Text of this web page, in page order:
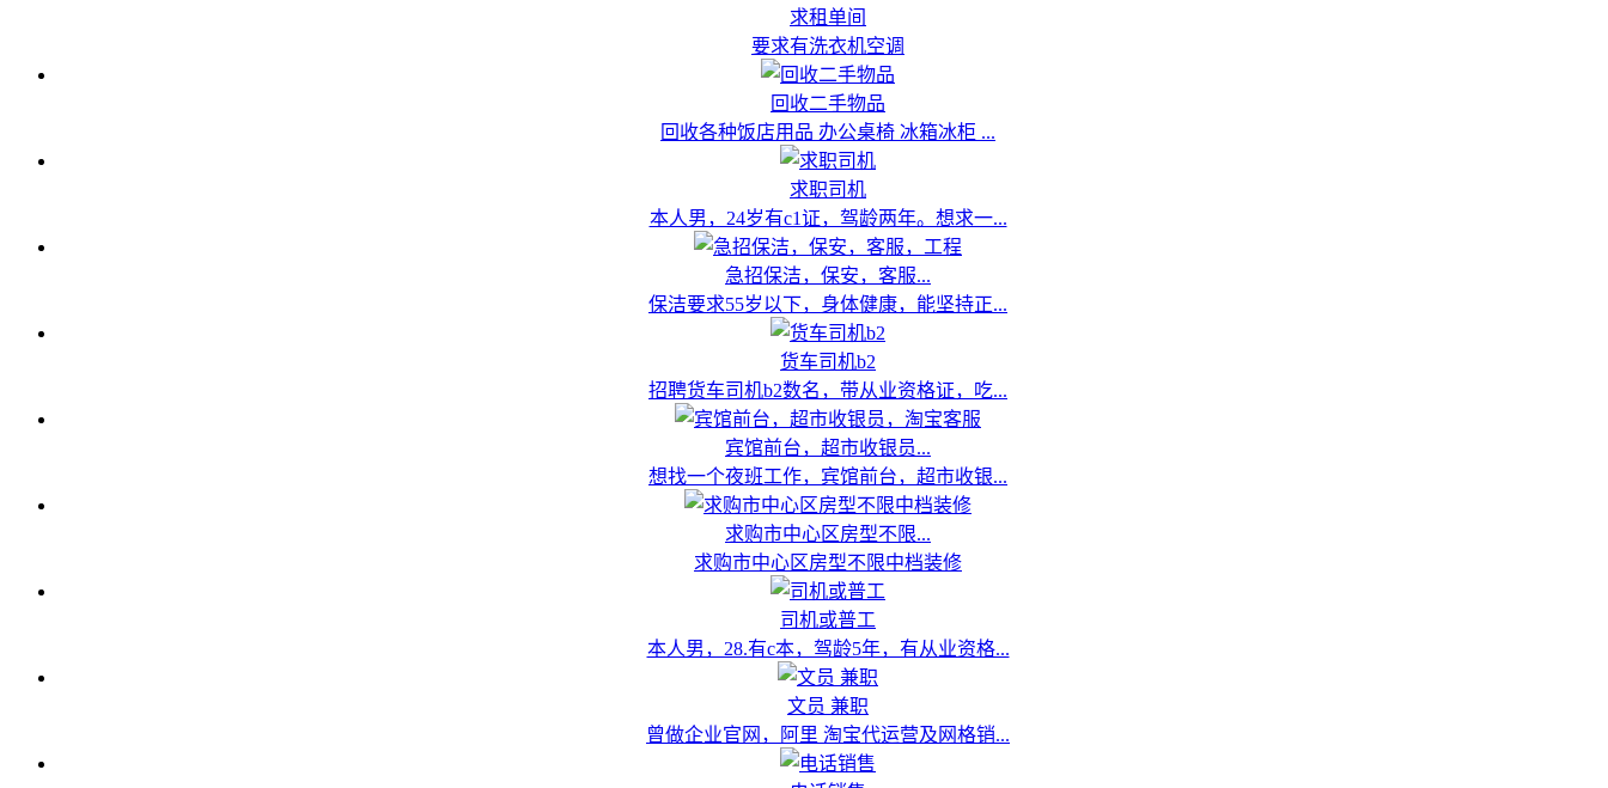
求租单间
要求有洗衣机空调
回收二手物品
回收各种饭店用品 办公桌椅 冰箱冰柜 ...
求职司机
本人男，24岁有c1证，驾龄两年。想求一...
急招保洁，保安，客服...
保洁要求55岁以下，身体健康，能坚持正...
货车司机b2
招聘货车司机b2数名，带从业资格证，吃...
宾馆前台，超市收银员...
想找一个夜班工作，宾馆前台，超市收银...
求购市中心区房型不限...
求购市中心区房型不限中档装修
司机或普工
本人男，28.有c本，驾龄5年，有从业资格...
文员 兼职
曾做企业官网，阿里 淘宝代运营及网格销...